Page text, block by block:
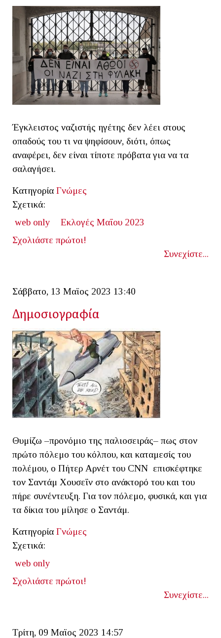
Έγκλειστος ναζιστής ηγέτης δεν λέει στους
οπαδούς του τι να ψηφίσουν, διότι, όπως
αναφέρει, δεν είναι τίποτε πρόβατα για να τα
σαλαγήσει.
Κατηγορία Γνώμες
Σχετικά:
web only
Εκλογές Μαΐου 2023
Σχολιάστε πρώτοι!
Συνεχίστε...
Σάββατο, 13 Μαϊος 2023 13:40
Δημοσιογραφία
Θυμίζω –προνόμιο της παλιοσειράς– πως στον
πρώτο πόλεμο του κόλπου, και καταμεσίς του
πολέμου, ο Πήτερ Αρνέτ του CNN επισκέφτηκε
τον Σαντάμ Χουσεΐν στο ανάκτορό του και του
πήρε συνέντευξη. Για τον πόλεμο, φυσικά, και για
τα δίκια του μίλησε ο Σαντάμ.
Κατηγορία Γνώμες
Σχετικά:
web only
Σχολιάστε πρώτοι!
Συνεχίστε...
Τρίτη, 09 Μαϊος 2023 14:57